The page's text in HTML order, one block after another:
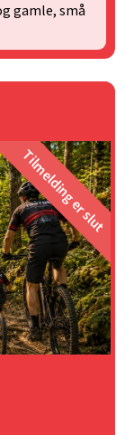
gamle, små
Tilmelding er slut